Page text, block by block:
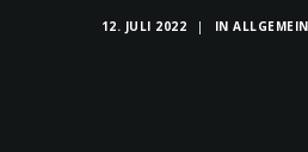
12. JULI 2022 | IN ALLGEMEIN